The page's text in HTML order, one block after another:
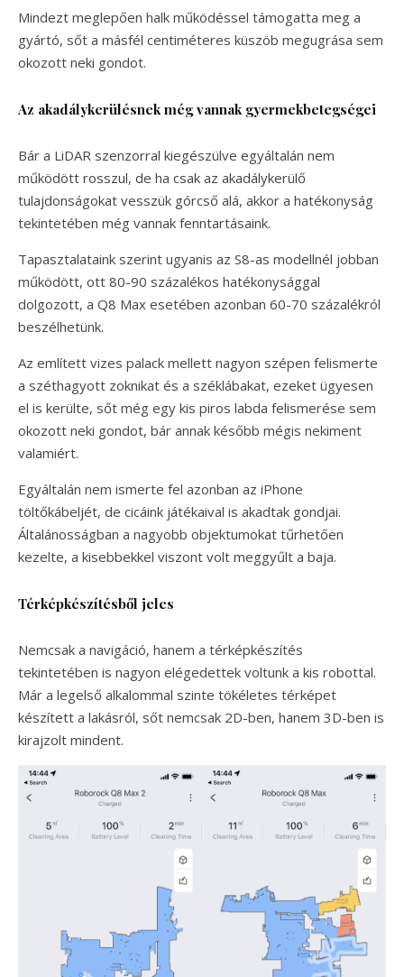
Mindezt meglepően halk működéssel támogatta meg a
gyártó, sőt a másfél centiméteres küszöb megugrása sem
okozott neki gondot.
Az akadálykerülésnek még vannak gyermekbetegségei
Bár a LiDAR szenzorral kiegészülve egyáltalán nem
működött rosszul, de ha csak az akadálykerülő
tulajdonságokat vesszük górcső alá, akkor a hatékonyság
tekintetében még vannak fenntartásaink.
Tapasztalataink szerint ugyanis az S8-as modellnél jobban
működött, ott 80-90 százalékos hatékonysággal
dolgozott, a Q8 Max esetében azonban 60-70 százalékról
beszélhetünk.
Az említett vizes palack mellett nagyon szépen felismerte
a széthagyott zoknikat és a széklábakat, ezeket ügyesen
el is kerülte, sőt még egy kis piros labda felismerése sem
okozott neki gondot, bár annak később mégis nekiment
valamiért.
Egyáltalán nem ismerte fel azonban az iPhone
töltőkábeljét, de cicáink játékaival is akadtak gondjai.
Általánosságban a nagyobb objektumokat tűrhetően
kezelte, a kisebbekkel viszont volt meggyűlt a baja.
Térképkészítésből jeles
Nemcsak a navigáció, hanem a térképkészítés
tekintetében is nagyon elégedettek voltunk a kis robottal.
Már a legelső alkalommal szinte tökéletes térképet
készített a lakásról, sőt nemcsak 2D-ben, hanem 3D-ben is
kirajzolt mindent.